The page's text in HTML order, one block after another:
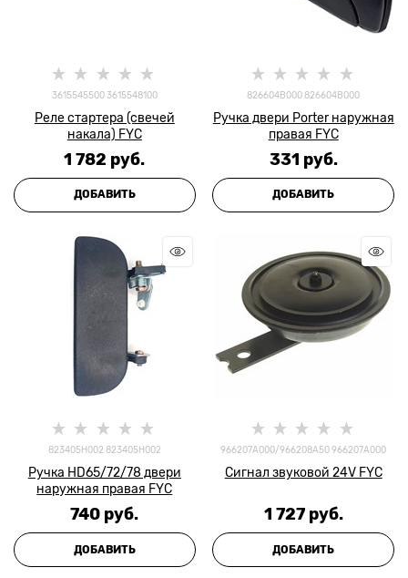
3615545500 3615548100
Реле стартера (свечей
накала) FYC
1 782 руб.
ДОБАВИТЬ
826604B000 826604B000
Ручка двери Porter наружная
правая FYC
331 руб.
ДОБАВИТЬ
823405H002 823405H002
Ручка HD65/72/78 двери
наружная правая FYC
740 руб.
ДОБАВИТЬ
966207A000/966208A50 966207A000
Сигнал звуковой 24V FYC
1 727 руб.
ДОБАВИТЬ